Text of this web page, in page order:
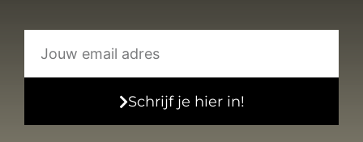
Schrijf je hier in!